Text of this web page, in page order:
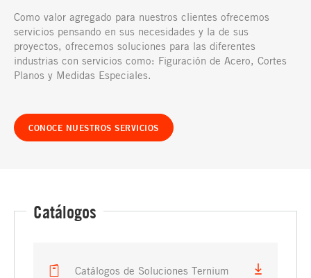
Como valor agregado para nuestros clientes ofrecemos
servicios pensando en sus necesidades y la de sus
proyectos, ofrecemos soluciones para las diferentes
industrias con servicios como: Figuración de Acero, Cortes
Planos y Medidas Especiales.
CONOCE NUESTROS SERVICIOS
Catálogos
Catálogos de Soluciones Ternium